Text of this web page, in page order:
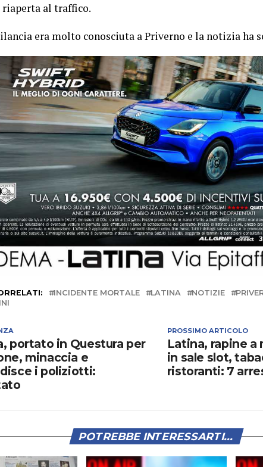
riaperta al traffico.
era molto conosciuta a Priverno e la notizia ha
INCIDENTE MORTALE LATINA NOTIZIE
PROSSIMO ARTICOLO
Latina, rapine a
in sale slot,
ristoranti: 7
portato in Questura per
minaccia e
i poliziotti:
POTREBBE INTERESSARTI...